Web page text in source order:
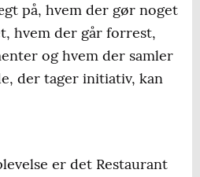
på, hvem der gør noget
hvem der går forrest,
og hvem der samler
der tager initiativ, kan
er det Restaurant